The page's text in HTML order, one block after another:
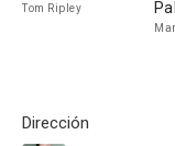
Tom Ripley
Dirección